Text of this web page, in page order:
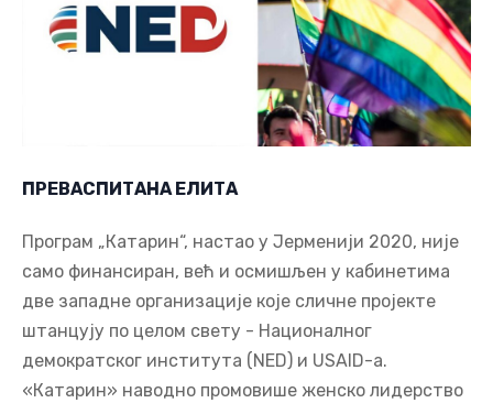
ПРЕВАСПИТАНА ЕЛИТА
Програм „Катарин“, настао у Јерменији 2020, није
само финансиран, већ и осмишљен у кабинетима
две западне организације које сличне пројекте
штанцују по целом свету - Националног
демократског института (NED) и USAID-а.
«Катарин» наводно промовише женско лидерство